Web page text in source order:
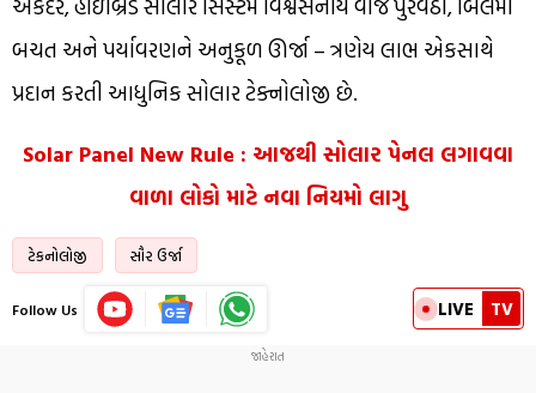
બચત અને પર્યાવરણને અનુકૂળ ઊર્જા – ત્રણેય લાભ એકસાથે
પ્રદાન કરતી આધુનિક સોલાર ટેક્નોલોજી છે.
Solar Panel New Rule : આજથી સોલાર પેનલ લગાવવા
વાળા લોકો માટે નવા નિયમો લાગુ
ટેકનોલોજી સૌર ઉર્જા
Follow Us LIVE TV